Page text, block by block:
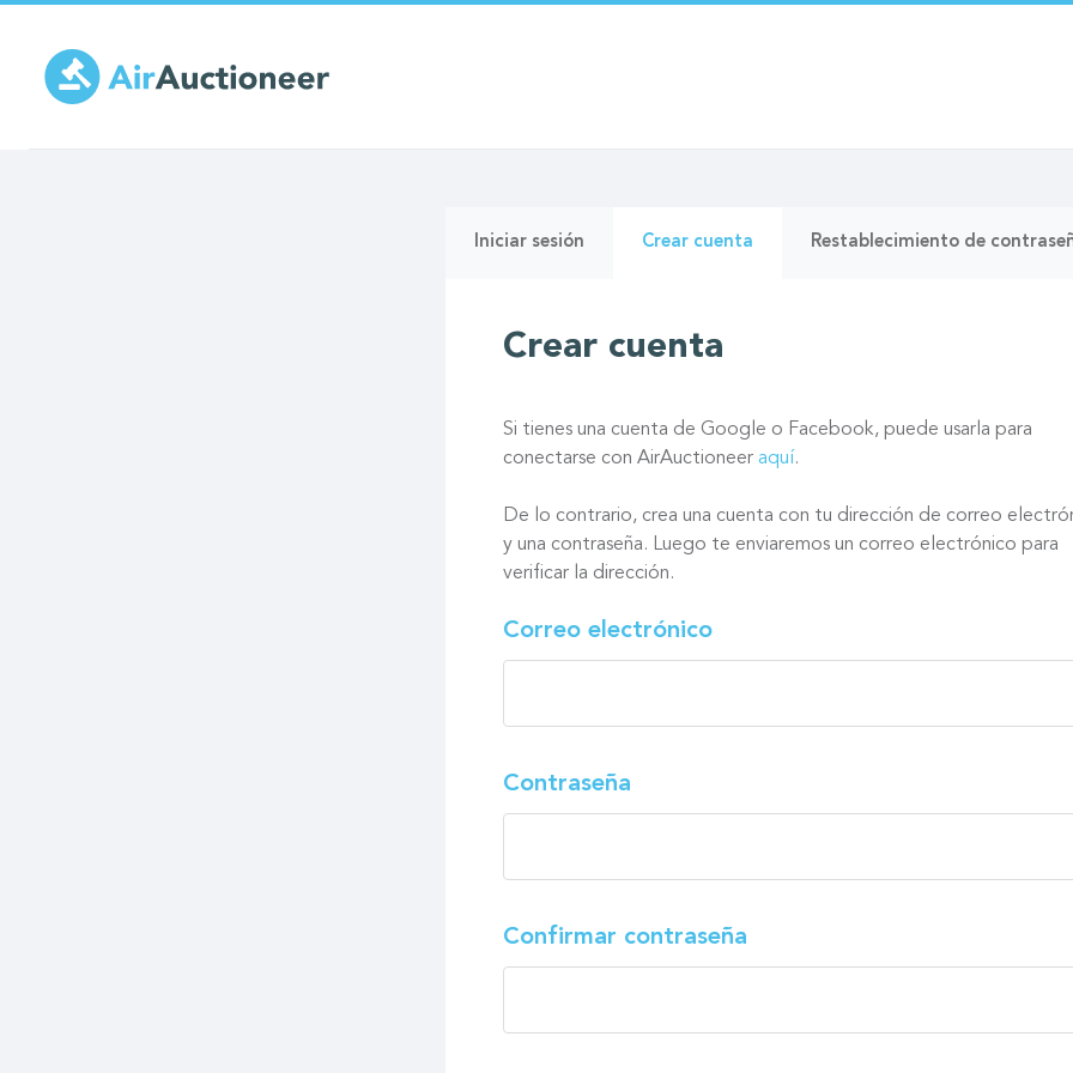
contenido
principal
Solapas
Iniciar sesión Crear cuenta (solapaRestablecimiento de
Crear cuenta
Si tienes una cuenta de Google o Facebook, puede usarla para
conectarse con AirAuctioneer aquí.
De lo contrario, crea una cuenta con tu dirección de correo
y una contraseña. Luego te enviaremos un correo electrónico para
verificar la dirección.
Correo electrónico
Contraseña
Confirmar contraseña